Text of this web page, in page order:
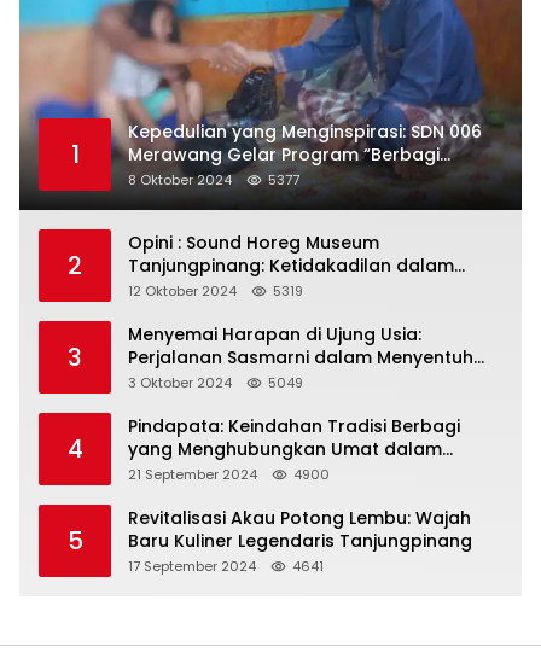
1
Kepedulian yang Menginspirasi: SDN 006
Merawang Gelar Program “Berbagi
Segenggam Beras”
8 Oktober 2024 5377
2
Opini : Sound Horeg Museum
Tanjungpinang: Ketidakadilan dalam
Representasi
12 Oktober 2024 5319
3
Menyemai Harapan di Ujung Usia:
Perjalanan Sasmarni dalam Menyentuh
Hati dan Jiwa
3 Oktober 2024 5049
4
Pindapata: Keindahan Tradisi Berbagi
yang Menghubungkan Umat dalam
Spiritualitas dan Kebersamaan dalam
21 September 2024 4900
5
Revitalisasi Akau Potong Lembu: Wajah
Baru Kuliner Legendaris Tanjungpinang
17 September 2024 4641